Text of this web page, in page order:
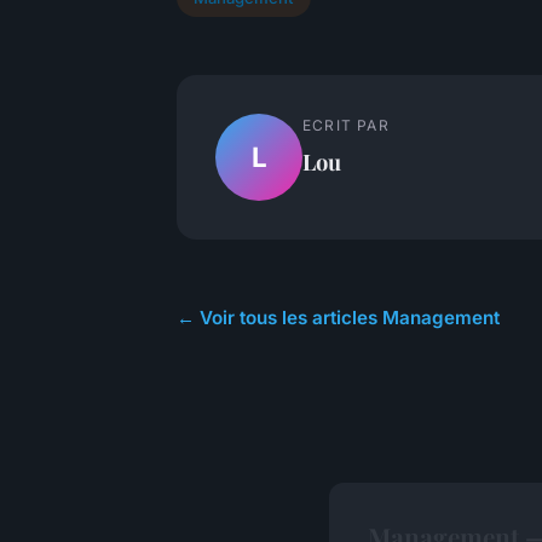
L
ECRIT PAR
Lou
← Voir tous les articles Management